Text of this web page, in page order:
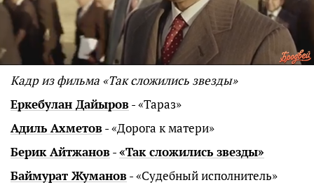
Кадр из фильма «Так сложились звезды»
Еркебулан Дайыров- «Тараз»
Адиль Ахметов- «Дорога к матери»
Берик Айтжанов-«Так сложились звезды»
Баймурат Жуманов- «Судебный исполнитель»